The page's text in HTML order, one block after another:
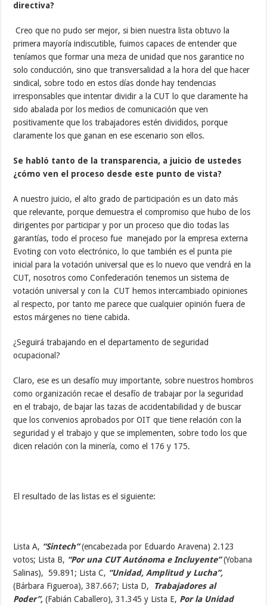
directiva?
Creo que no pudo ser mejor, si bien nuestra lista obtuvo la
primera mayoría indiscutible, fuimos capaces de entender que
teníamos que formar una meza de unidad que nos garantice no
solo conducción, sino que transversalidad a la hora del que hacer
sindical, sobre todo en estos días donde hay tendencias
irresponsables que intentar dividir a la CUT lo que claramente ha
sido abalada por los medios de comunicación que ven
positivamente que los trabajadores estén divididos, porque
claramente los que ganan en ese escenario son ellos.
Se habló tanto de la transparencia, a juicio de ustedes
¿cómo ven el proceso desde este punto de vista?
A nuestro juicio, el alto grado de participación es un dato más
que relevante, porque demuestra el compromiso que hubo de los
dirigentes por participar y por un proceso que dio todas las
garantías, todo el proceso fue manejado por la empresa externa
Evoting con voto electrónico, lo que también es el punta pie
inicial para la votación universal que es lo nuevo que vendrá en la
CUT, nosotros como Confederación tenemos un sistema de
votación universal y con la CUT hemos intercambiado opiniones
al respecto, por tanto me parece que cualquier opinión fuera de
estos márgenes no tiene cabida.
¿Seguirá trabajando en el departamento de seguridad
ocupacional?
Claro, ese es un desafío muy importante, sobre nuestros hombros
como organización recae el desafío de trabajar por la seguridad
en el trabajo, de bajar las tazas de accidentabilidad y de buscar
que los convenios aprobados por OIT que tiene relación con la
seguridad y el trabajo y que se implementen, sobre todo los que
dicen relación con la minería, como el 176 y 175.
El resultado de las listas es el siguiente:
Lista A, “Sintech”(encabezada por Eduardo Aravena) 2.123
votos; Lista B, “Por una CUT Autónoma e Incluyente”(Yobana
Salinas), 59.891; Lista C, “Unidad, Amplitud y Lucha”,
(Bárbara Figueroa), 387.667; Lista D,
Trabajadores al
Poder”, (Fabián Caballero), 31.345 y Lista E, Por la Unidad